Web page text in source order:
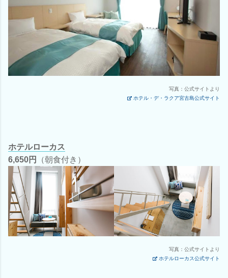
写真：公式サイトより
ホテル・デ・ラクア宮古島公式サイト
ホテルローカス
6,650円
（朝食付き）
写真：公式サイトより
ホテルローカス公式サイト